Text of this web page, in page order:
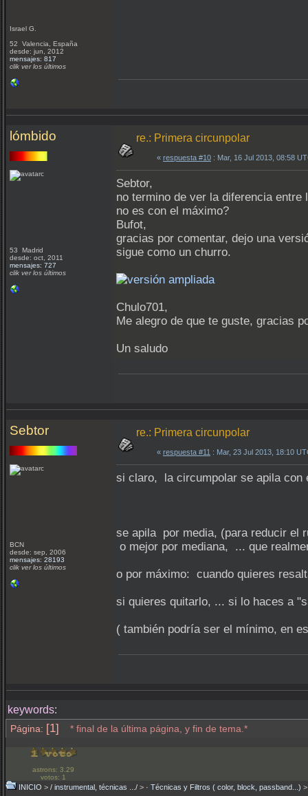
Israel G.
52 Valencia, España
desde: jun, 2012
mensajes: 817
clik ver los últimos
lómbido
53 Madrid
desde: oct, 2011
mensajes: 727
clik ver los últimos
re.: Primera circunpolar
« respuesta #10 : Mar, 16 Jul 2013, 08:58
Sebtor,
no termino de ver la diferencia
no es con el máximo?
Bufot,
gracias por comentar, dejo una
sigue como un churro.
Chulo701,
Me alegro de que te guste, gracias
Un saludo
Sebtor
BCN
desde: sep, 2006
mensajes: 28193
clik ver los últimos
re.: Primera circunpolar
« respuesta #11 : Mar, 23 Jul 2013, 18:10
si claro, la circumpolar se apila con
se apila por media, (para reducir el
o mejor por mediana, ... que
o por máximo: cuando quieres
si quieres quitarlo, ... si lo haces a
( también podría ser el mínimo, en
keywords:
Página: [1] * final de la última página, y fin de tema.*
astrons: 3.29
votos: 1
INICIO > / instrumental, técnicas .../ > · Técnicas y Filtros ( color, block, passband...)